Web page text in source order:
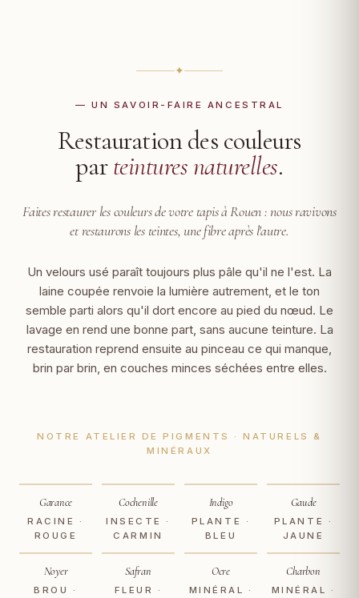
✦
— UN SAVOIR-FAIRE ANCESTRAL
Restauration des couleurs
parteintures naturelles.
Faites restaurer les couleurs de votre tapis à Rouen :nous ravivons
et restaurons les teintes, une fibre après l'autre.
Un velours usé paraît toujours plus pâle qu'il ne l'est. La
laine coupée renvoie la lumière autrement, et le ton
semble parti alors qu'il dort encore au pied du nœud. Le
lavage en rend une bonne part, sans aucune teinture. La
restauration reprend ensuite au pinceau ce qui manque,
brin par brin, en couches minces séchées entre elles.
NOTRE ATELIER DE PIGMENTS · NATURELS &
MINÉRAUX
Garance
RACINE ·
ROUGE
Cochenille
INSECTE ·
CARMIN
Indigo
PLANTE ·
BLEU
Gaude
PLANTE ·
JAUNE
Noyer
BROU ·
Safran
FLEUR ·
Ocre
MINÉRAL ·
Charbon
MINÉRAL ·